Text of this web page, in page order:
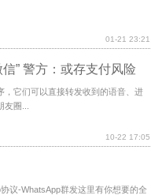
01-21 23:21
” 警方：或存支付风险
，它们可以直接转发收到的语音、进
圈...
10-22 17:05
议-WhatsApp群发这里有你想要的全